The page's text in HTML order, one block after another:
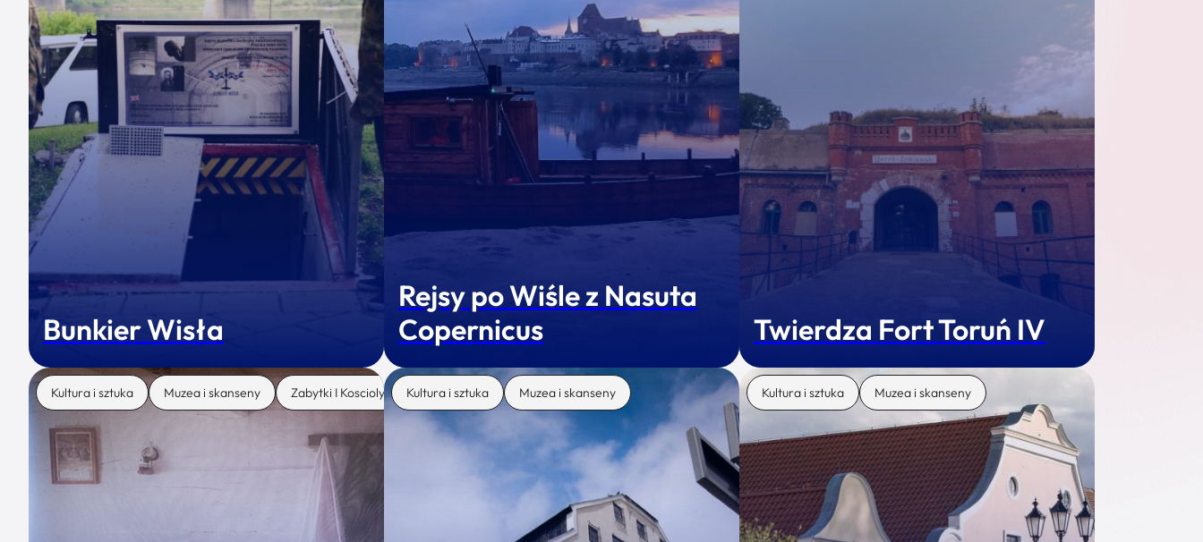
Bunkier Wisła
Rejsy po Wiśle z Nasuta
Copernicus
Twierdza Fort Toruń IV
Kultura i sztuka Muzea i skanseny Zabytki I Koscioly Kultura i sztuka Muzea i skanseny Kultura i sztuka Muzea i skanseny